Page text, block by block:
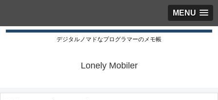
MENU
デジタルノマドなプログラマーのメモ帳
Lonely Mobiler